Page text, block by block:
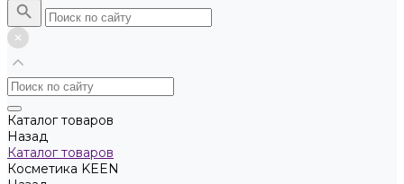
Каталог товаров
Назад
Каталог товаров
Косметика KEEN